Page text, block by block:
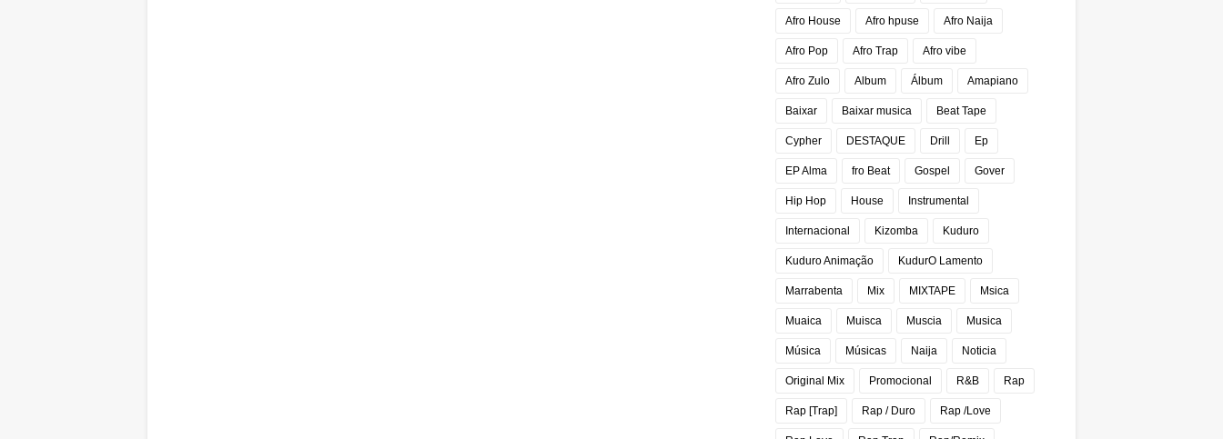
Afro House Afro hpuse Afro Naija
Afro Pop Afro Trap Afro vibe
Afro Zulo Album Álbum Amapiano
Baixar Baixar musica Beat Tape
Cypher DESTAQUE Drill Ep
EP Alma fro Beat Gospel Gover
Hip Hop House Instrumental
Internacional Kizomba Kuduro
Kuduro Animação KudurO Lamento
Marrabenta Mix MIXTAPE Msica
Muaica Muisca Muscia Musica
Música Músicas Naija Noticia
Original Mix Promocional R&B Rap
Rap [Trap] Rap / Duro Rap /Love